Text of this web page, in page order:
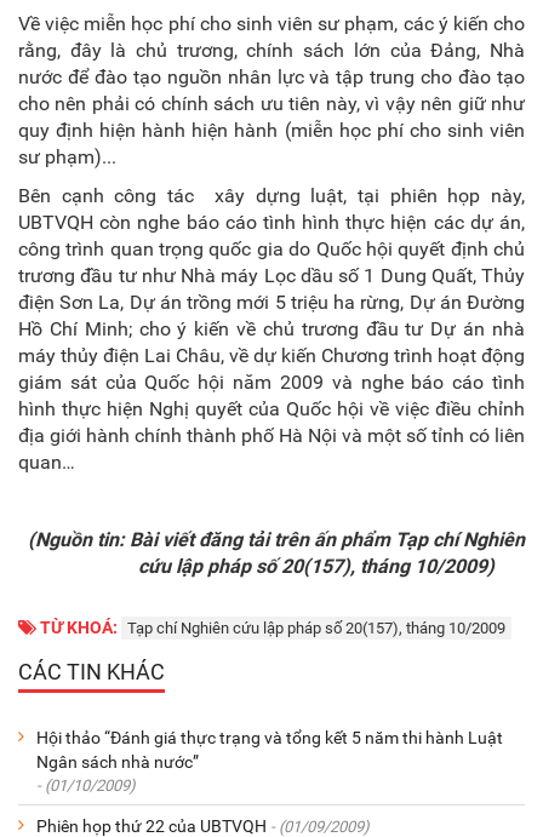
Về việc miễn học phí cho sinh viên sư phạm, các ý kiến cho
rằng, đây là chủ trương, chính sách lớn của Đảng, Nhà
nước để đào tạo nguồn nhân lực và tập trung cho đào tạo
cho nên phải có chính sách ưu tiên này, vì vậy nên giữ như
quy định hiện hành hiện hành (miễn học phí cho sinh viên
sư phạm)...
Bên cạnh công tác xây dựng luật, tại phiên họp này,
UBTVQH còn nghe báo cáo tình hình thực hiện các dự án,
công trình quan trọng quốc gia do Quốc hội quyết định chủ
trương đầu tư như Nhà máy Lọc dầu số 1 Dung Quất, Thủy
điện Sơn La, Dự án trồng mới 5 triệu ha rừng, Dự án Đường
Hồ Chí Minh; cho ý kiến về chủ trương đầu tư Dự án nhà
máy thủy điện Lai Châu, về dự kiến Chương trình hoạt động
giám sát của Quốc hội năm 2009 và nghe báo cáo tình
hình thực hiện Nghị quyết của Quốc hội về việc điều chỉnh
địa giới hành chính thành phố Hà Nội và một số tỉnh có liên
quan…
(Nguồn tin: Bài viết đăng tải trên ấn phẩm Tạp chí Nghiên
cứu lập pháp số 20(157), tháng 10/2009)
TỪ KHOÁ: Tạp chí Nghiên cứu lập pháp số 20(157), tháng 10/2009
CÁC TIN KHÁC
Hội thảo “Đánh giá thực trạng và tổng kết 5 năm thi hành Luật
Ngân sách nhà nước”
- (01/10/2009)
Phiên họp thứ 22 của UBTVQH - (01/09/2009)